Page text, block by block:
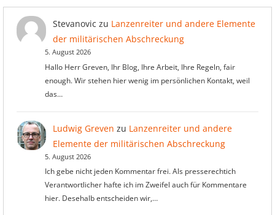
Stevanovic zu Lanzenreiter und andere Elemente
der militärischen Abschreckung
5. August 2026
Hallo Herr Greven, Ihr Blog, Ihre Arbeit, Ihre Regeln, fair
enough. Wir stehen hier wenig im persönlichen Kontakt, weil
das…
Ludwig Greven zu Lanzenreiter und andere
Elemente der militärischen Abschreckung
5. August 2026
Ich gebe nicht jeden Kommentar frei. Als presserechtich
Verantwortlicher hafte ich im Zweifel auch für Kommentare
hier. Desehalb entscheiden wir,…